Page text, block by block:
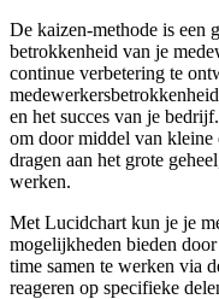
De kaizen-methode is een
betrokkenheid van je
continue verbetering te
en het succes van je
om door middel van
dragen aan het grote
werken.
Met Lucidchart kun je je
mogelijkheden bieden
time samen te werken via
reageren op specifieke